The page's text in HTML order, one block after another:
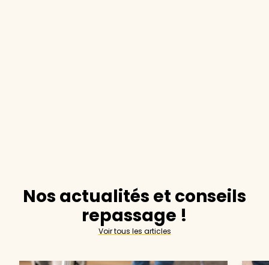
Nos actualités et conseils
repassage !
Voir tous les articles